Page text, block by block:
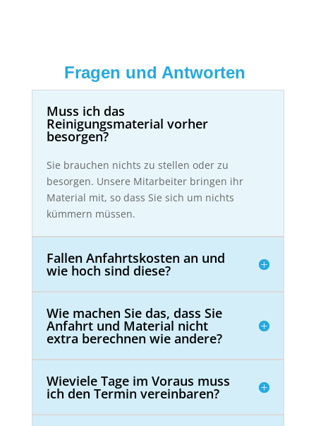
Fragen und Antworten
Muss ich das
Reinigungsmaterial vorher
besorgen?
Sie brauchen nichts zu stellen oder zu
besorgen. Unsere Mitarbeiter bringen ihr
Material mit, so dass Sie sich um nichts
kümmern müssen.
Fallen Anfahrtskosten an und
wie hoch sind diese?
Wie machen Sie das, dass Sie
Anfahrt und Material nicht
extra berechnen wie andere?
Wieviele Tage im Voraus muss
ich den Termin vereinbaren?